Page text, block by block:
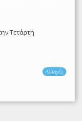
Τετάρτη
Αλλαγές